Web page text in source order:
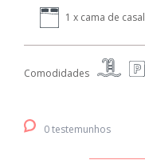
1 x cama de casal
Comodidades
0 testemunhos